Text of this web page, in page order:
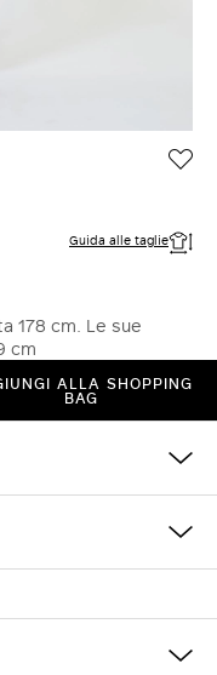
Guida alle taglie
178 cm. Le sue
cm
ALLA SHOPPING
BAG